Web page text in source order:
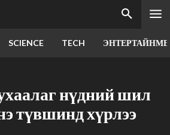
SCIENCE TECH
нүдний шил
түвшинд хүрлээ